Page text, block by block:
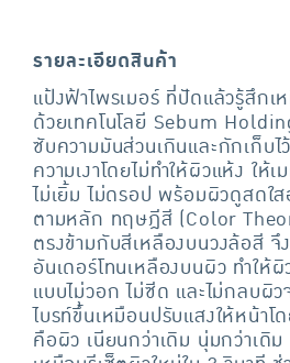
รายละเอียดสินค้า
แป้งฟ้าไพรเมอร์ ที่ปัดแล้วรู้สึกเ
ด้วยเทคโนโลยี Sebum
ซับความมันส่วนเกินและกักเก็บไ
ความเงาโดยไม่ทำให้ผิวแห้ง ใ
ไม่เยิ้ม ไม่ดรอป พร้อมผิวดูสดใส
ตามหลัก ทฤษฎีสี (Color
ตรงข้ามกับสีเหลืองบนวงล้อสี จึ
อันเดอร์โทนเหลืองบนผิว ทำให้
แบบไม่วอก ไม่ซีด และไม่กลบผิ
ไบรท์ขึ้นเหมือนปรับแสงให้หน้า
คือผิว เนียนกว่าเดิม นุ่มกว่าเดิม